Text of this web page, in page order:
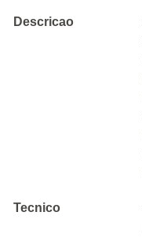
Descricao
Tecnico